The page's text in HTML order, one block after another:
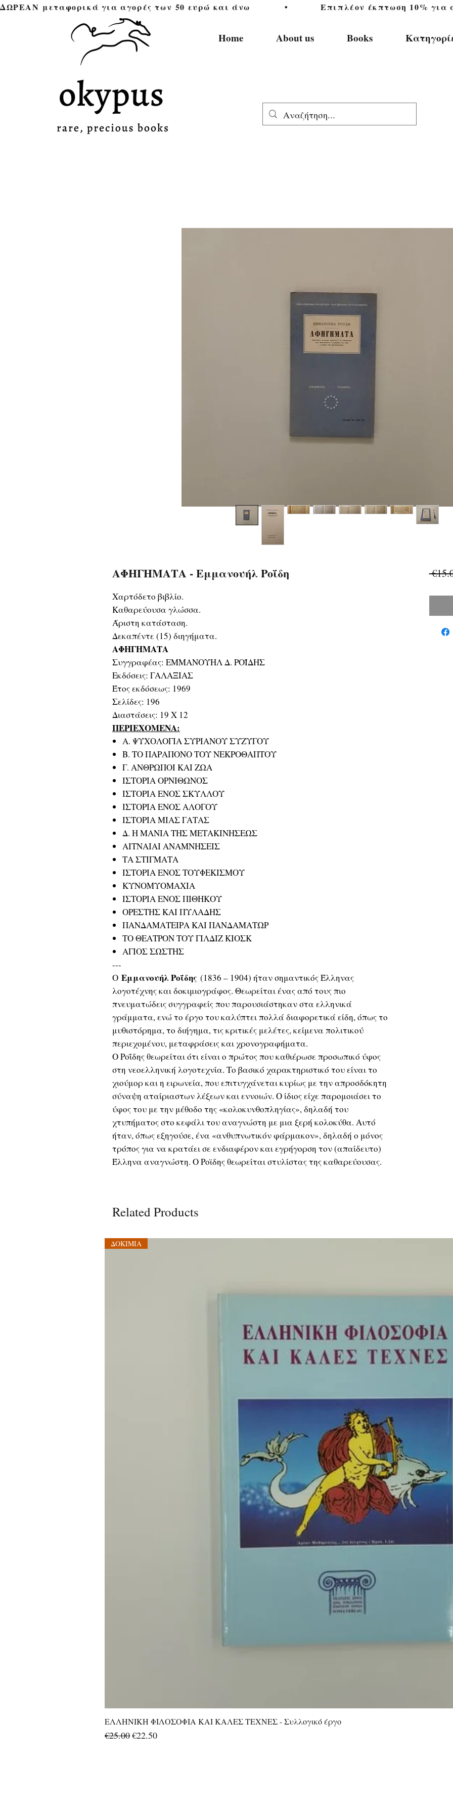
ΔΩΡΕΑΝ μεταφορικά για αγορές των 50 ευρώ και άνω            •           Επιπλέον έκπτωση 10%
Home About us Books
ΑΦΗΓΗΜΑΤΑ - Εμμανουήλ Ροΐδη
Χαρτόδετο βιβλίο.
Καθαρεύουσα γλώσσα.
Άριστη κατάσταση.
Δεκαπέντε (15) διηγήματα.
ΑΦΗΓΗΜΑΤΑ
Συγγραφέας: ΕΜΜΑΝΟΥΗΛ Δ. ΡΟΪΔΗΣ
Εκδόσεις: ΓΑΛΑΞΙΑΣ
Έτος εκδόσεως: 1969
Σελίδες: 196
Διαστάσεις: 19 Χ 12
ΠΕΡΙΕΧΟΜΕΝΑ:
Α. ΨΥΧΟΛΟΓΙΑ ΣΥΡΙΑΝΟΥ ΣΥΖΥΓΟΥ
Β. ΤΟ ΠΑΡΑΠΟΝΟ ΤΟΥ ΝΕΚΡΟΘΑΠΤΟΥ
Γ. ΑΝΘΡΩΠΟΙ ΚΑΙ ΖΩΑ
ΙΣΤΟΡΙΑ ΟΡΝΙΘΩΝΟΣ
ΙΣΤΟΡΙΑ ΕΝΟΣ ΣΚΥΛΛΟΥ
ΙΣΤΟΡΙΑ ΕΝΟΣ ΑΛΟΓΟΥ
ΙΣΤΟΡΙΑ ΜΙΑΣ ΓΑΤΑΣ
Δ. Η ΜΑΝΙΑ ΤΗΣ ΜΕΤΑΚΙΝΗΣΕΩΣ
ΑΙΤΝΑΙΑΙ ΑΝΑΜΝΗΣΕΙΣ
ΤΑ ΣΤΙΓΜΑΤΑ
ΙΣΤΟΡΙΑ ΕΝΟΣ ΤΟΥΦΕΚΙΣΜΟΥ
ΚΥΝΟΜΥΟΜΑΧΙΑ
ΙΣΤΟΡΙΑ ΕΝΟΣ ΠΙΘΗΚΟΥ
ΟΡΕΣΤΗΣ ΚΑΙ ΠΥΛΑΔΗΣ
ΠΑΝΔΑΜΑΤΕΙΡΑ ΚΑΙ ΠΑΝΔΑΜΑΤΩΡ
ΤΟ ΘΕΑΤΡΟΝ ΤΟΥ ΓΙΛΔΙΖ ΚΙΟΣΚ
ΑΓΙΟΣ ΣΩΣΤΗΣ
---
Ο Εμμανουήλ Ροΐδης (1836 – 1904) ήταν σημαντικός Έλληνας
λογοτέχνης και δοκιμιογράφος. Θεωρείται ένας από τους πιο
πνευματώδεις συγγραφείς που παρουσιάστηκαν στα ελληνικά
γράμματα, ενώ το έργο του καλύπτει πολλά διαφορετικά είδη, όπως το
μυθιστόρημα, το διήγημα, τις κριτικές μελέτες, κείμενα πολιτικού
περιεχομένου, μεταφράσεις και χρονογραφήματα.
Ο Ροΐδης θεωρείται ότι είναι ο πρώτος που καθιέρωσε προσωπικό ύφος
στη νεοελληνική λογοτεχνία. Το βασικό χαρακτηριστικό του είναι το
χιούμορ και η ειρωνεία, που επιτυγχάνεται κυρίως με την απροσδόκητη
σύναψη αταίριαστων λέξεων και εννοιών. Ο ίδιος είχε παρομοιάσει το
ύφος του με την μέθοδο της «κολοκυνθοπληγίας», δηλαδή του
χτυπήματος στο κεφάλι του αναγνώστη με μια ξερή κολοκύθα. Αυτό
ήταν, όπως εξηγούσε, ένα «ανθυπνωτικόν φάρμακον», δηλαδή ο μόνος
τρόπος για να κρατάει σε ενδιαφέρον και εγρήγορση τον (απαίδευτο)
Έλληνα αναγνώστη. Ο Ροϊδης θεωρείται στυλίστας της καθαρεύουσας.
Related Products
Quick View
ΔΟΚΙΜΙΑ
ΕΛΛΗΝΙΚΗ ΦΙΛΟΣΟΦΙΑ ΚΑΙ ΚΑΛΕΣ ΤΕΧΝΕΣ - Συλλογικό έργο
Regular Price
€25.00Sale Price
€22.50